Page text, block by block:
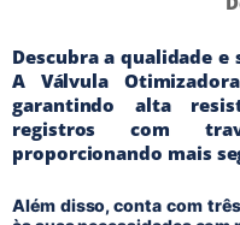
Descubra a qualidade
A Válvula
garantindo alta
registros com
proporcionando mais
Além disso, conta com